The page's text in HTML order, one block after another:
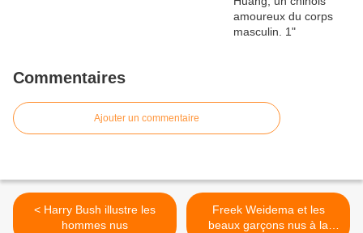
Commentaires
Ajouter un commentaire
< Harry Bush illustre les
hommes nus
Freek Weidema et les
beaux garçons nus à la